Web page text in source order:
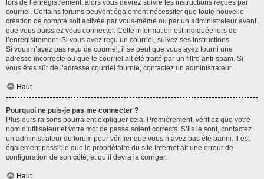
lors de l’enregistrement, alors vous devrez suivre les instructions reçues par
courriel. Certains forums peuvent également nécessiter que toute nouvelle
création de compte soit activée par vous-même ou par un administrateur avant
que vous puissiez vous connecter. Cette information est indiquée lors de
l’enregistrement. Si vous avez reçu un courriel, suivez ses instructions.
Si vous n’avez pas reçu de courriel, il se peut que vous ayez fourni une
adresse incorrecte ou que le courriel ait été traité par un filtre anti-spam. Si
vous êtes sûr de l’adresse courriel fournie, contactez un administrateur.
Haut
Pourquoi ne puis-je pas me connecter ?
Plusieurs raisons pourraient expliquer cela. Premièrement, vérifiez que votre
nom d’utilisateur et votre mot de passe soient corrects. S’ils le sont, contactez
un administrateur du forum pour vérifier que vous n’avez pas été banni. Il est
également possible que le propriétaire du site Internet ait une erreur de
configuration de son côté, et qu’il devra la corriger.
Haut